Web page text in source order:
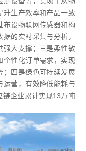
升生产效率和产品一致
布设物联网传感器和构
的实时采集与分析，
强大支撑；三是柔性敏
个性化订单需求，实现
；四是绿色可持续发展
运营，有效降低能耗与
链企业累计实现13万吨